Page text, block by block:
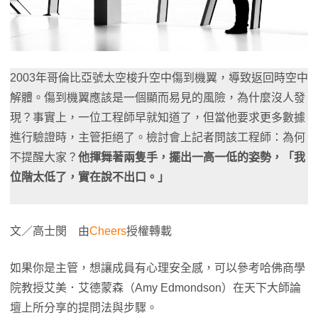
2003年哥倫比亞號太空梭升空中傷到機翼，導致返回時空中
解體。傷到機翼應該是一個顯而易見的風險，為什麼沒人發
現？事實上，一位工程師早就知道了，但當他要求更多數據
進行驗證時，主管拒絕了。檢討會上記者問該工程師：為何
不提醒大家？ 他揮舞著兩隻手，擺出一高一低的姿勢，「我
位階太低了，實在說不出口。」
文／高士閔 由Cheers授權轉載
如果你是主管，想讓成員有心理安全感，可以參考哈佛商學
院教授艾美．艾德蒙森（Amy Edmondson）在天下大師論
壇上所分享的提問法與步驟。